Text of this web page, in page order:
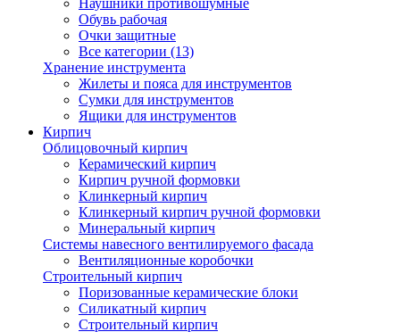
Наушники противошумные
Обувь рабочая
Очки защитные
Все категории (13)
Хранение инструмента
Жилеты и пояса для инструментов
Сумки для инструментов
Ящики для инструментов
Кирпич
Облицовочный кирпич
Керамический кирпич
Кирпич ручной формовки
Клинкерный кирпич
Клинкерный кирпич ручной формовки
Минеральный кирпич
Системы навесного вентилируемого фасада
Вентиляционные коробочки
Строительный кирпич
Поризованные керамические блоки
Силикатный кирпич
Строительный кирпич